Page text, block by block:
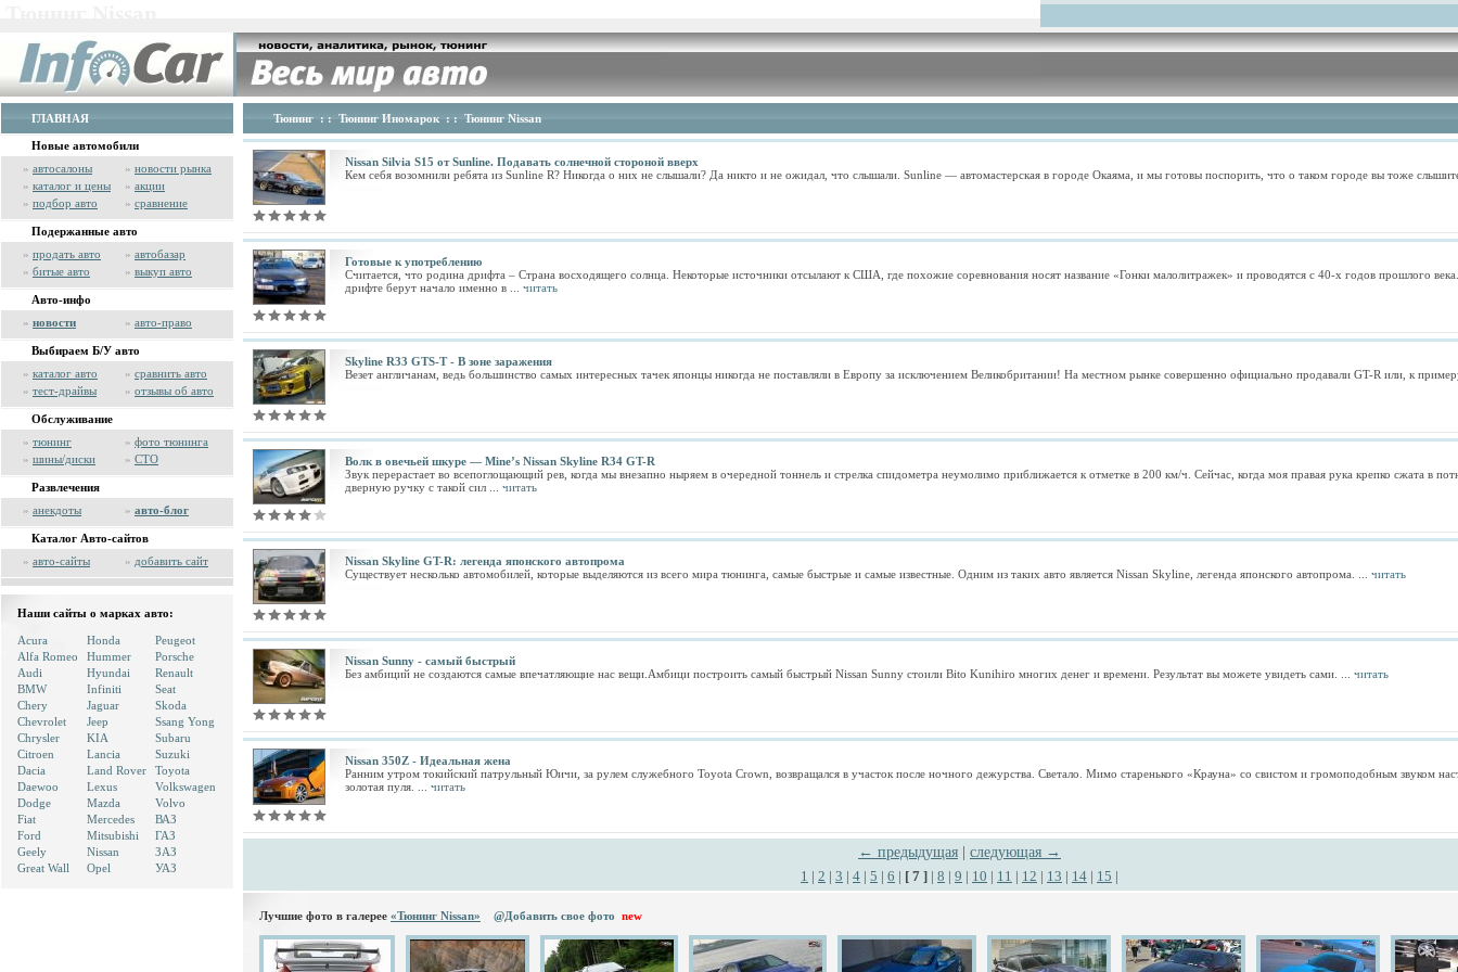
ГЛАВНАЯ
Новые автомобили
» автосалоны » новости рынка
» каталог и цены » акции
» подбор авто » сравнение
Подержанные авто
» продать авто » автобазар
» битые авто » выкуп авто
Авто-инфо
» новости » авто-право
Выбираем Б/У авто
» каталог авто » сравнить авто
» тест-драйвы » отзывы об авто
Обслуживание
» тюнинг » фото тюнинга
» шины/диски » СТО
Развлечения
» анекдоты » авто-блог
Каталог Авто-сайтов
» авто-сайты » добавить сайт
Наши сайты о марках авто:
Acura
Alfa Romeo
Audi
BMW
Chery
Chevrolet
Chrysler
Citroen
Dacia
Daewoo
Dodge
Fiat
Ford
Geely
Great Wall
Honda
Hummer
Hyundai
Infiniti
Jaguar
Jeep
KIA
Lancia
Land Rover
Lexus
Mazda
Mercedes
Mitsubishi
Nissan
Opel
Peugeot
Porsche
Renault
Seat
Skoda
Ssang Yong
Subaru
Suzuki
Toyota
Volkswagen
Volvo
ВАЗ
ГАЗ
ЗАЗ
УАЗ
Тюнинг : : Тюнинг Иномарок : : Тюнинг Nissan
Nissan Silvia S15 от Sunline. Подавать солнечной стороной вверх
Кем себя возомнили ребята из Sunline R? Никогда о них не слышали? Да никто и не ожидал, что слышали. Sunline — автомастерская в городе Окаяма, и мы готовы поспорить, что о таком городе вы тоже
Готовые к употреблению
Считается, что родина дрифта – Страна восходящего солнца. Некоторые источники отсылают к США, где похожие соревнования носят название «Гонки малолитражек» и проводятся с 40-х годов прошлого
дрифте берут начало именно в ... читать
Skyline R33 GTS-T - В зоне заражения
Везет англичанам, ведь большинство самых интересных тачек японцы никогда не поставляли в Европу за исключением Великобритании! На местном рынке совершенно официально продавали GT-R или, к
Волк в овечьей шкуре — Mine’s Nissan Skyline R34 GT-R
Звук перерастает во всепоглощающий рев, когда мы внезапно ныряем в очередной тоннель и стрелка спидометра неумолимо приближается к отметке в 200 км/ч. Сейчас, когда моя правая рука крепко сжата в
дверную ручку с такой сил ... читать
Nissan Skyline GT-R: легенда японского автопрома
Существует несколько автомобилей, которые выделяются из всего мира тюнинга, самые быстрые и самые известные. Одним из таких авто является Nissan Skyline, легенда японского автопрома. ... читать
Nissan Sunny - самый быстрый
Без амбиций не создаются самые впечатляющие нас вещи.Амбици построить самый быстрый Nissan Sunny стоили Bito Kunihiro многих денег и времени. Результат вы можете увидеть сами. ... читать
Nissan 350Z - Идеальная жена
Ранним утром токийский патрульный Юичи, за рулем служебного Toyota Crown, возвращался в участок после ночного дежурства. Светало. Мимо старенького «Крауна» со свистом и громоподобным звуком
золотая пуля. ... читать
← предыдущая
следующая →
1 | 2 | 3 | 4 | 5 | 6 | [ 7 ] | 8 | 9 | 10 | 11 | 12 | 13 | 14 | 15 |
Лучшие фото в галерее «Тюнинг Nissan» @Добавить свое фото new